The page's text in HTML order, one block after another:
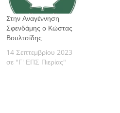
Στην Αναγέννηση
Σφενδάμης ο Κώστας
Βουλτσίδης
14 Σεπτεμβρίου 2023
σε "Γ' ΕΠΣ Πιερίας"